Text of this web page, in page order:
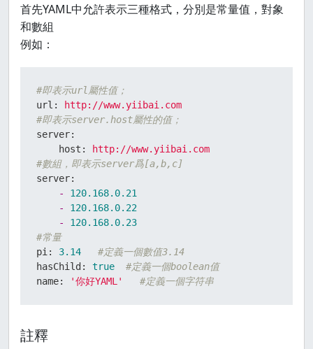
首先YAML中允許表示三種格式，分別是常量值，對象
和數組
例如：
#即表示url屬性值；
url:
http://www.yiibai.com
#即表示server.host屬性的值；
server:
host:
http://www.yiibai.com
#數組，即表示server爲[a,b,c]
server:
-
120.168.0.21
-
120.168.0.22
-
120.168.0.23
#常量
pi:
3.14
#定義一個數值3.14
hasChild:
true
#定義一個boolean值
name:
'你好YAML' #定義一個字符串
註釋